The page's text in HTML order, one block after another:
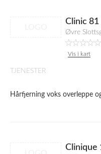
Clinic
Øvre
Vis i kart
TJENESTER
Hårfjerning voks overleppe
Clinique